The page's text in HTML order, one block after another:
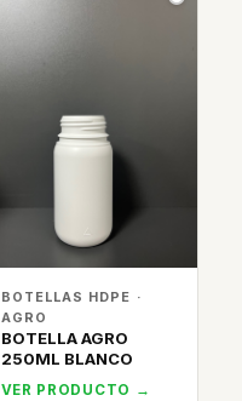
BOTELLAS HDPE ·
AGRO
BOTELLA AGRO
250ML BLANCO
VER PRODUCTO →